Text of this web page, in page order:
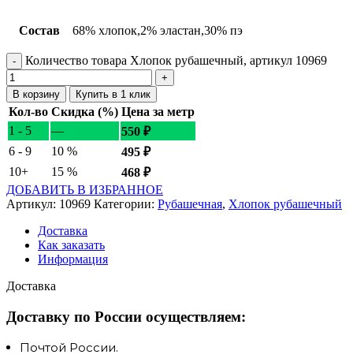
Состав 68% хлопок,2% эластан,30% пэ
Количество товара Хлопок рубашечный, артикул 10969
В корзину Купить в 1 клик
Кол-во Скидка (%) Цена за метр
1 - 5
— 550 ₽
6 - 9
10 % 495 ₽
10+
15 % 468 ₽
ДОБАВИТЬ В ИЗБРАННОЕ
Артикул: 10969 Категории: Рубашечная, Хлопок рубашечный
Доставка
Как заказать
Информация
Доставка
Доставку по России осуществляем:
Почтой России.